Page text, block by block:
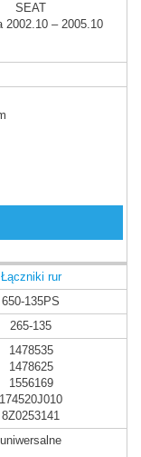
SEAT
2002.10 – 2005.10
Łączniki rur
650-135PS
265-135
1478535
1478625
1556169
174520J010
8Z0253141
uniwersalne